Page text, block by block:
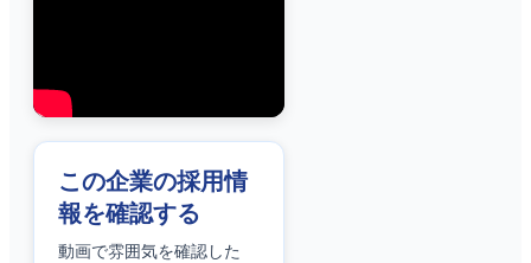
この企業の採用情
報を確認する
動画で雰囲気を確認した